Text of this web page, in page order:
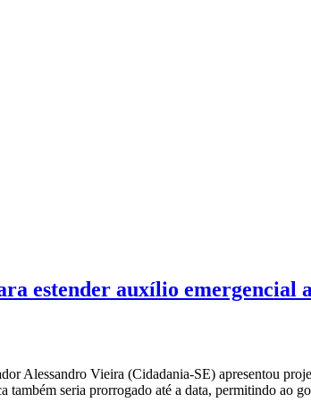
estender auxílio emergencial
Alessandro Vieira (Cidadania-SE) apresentou
também seria prorrogado até a data, permitindo ao